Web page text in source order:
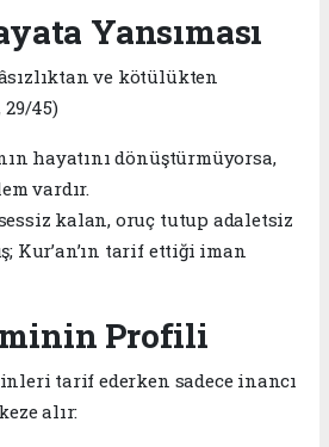
Yansıması
ve kötülükten
29/45)
hayatını dönüştürmüyorsa,
vardır.
kalan, oruç tutup adaletsiz
Kur’an’ın tarif ettiği iman
Profili
tarif ederken sadece inancı
alır: